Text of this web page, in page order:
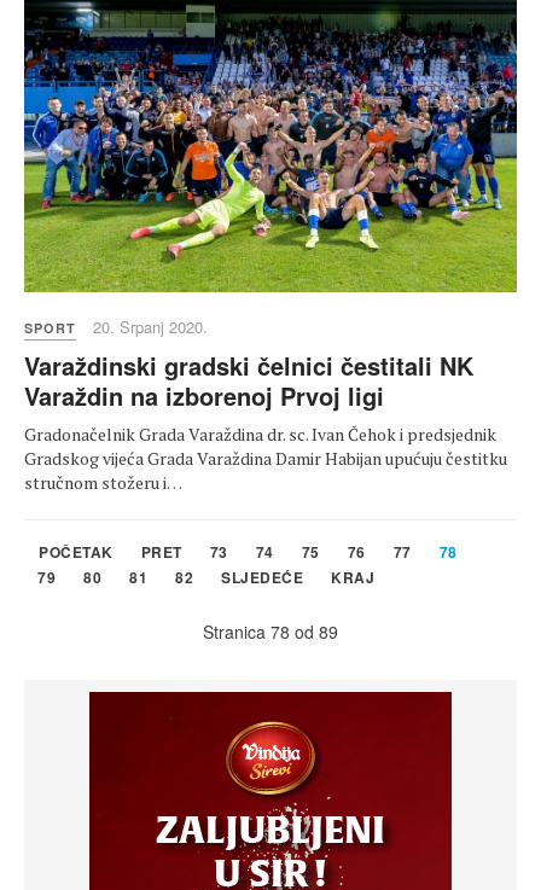
SPORT 20. Srpanj 2020.
Varaždinski gradski čelnici čestitali NK
Varaždin na izborenoj Prvoj ligi
Gradonačelnik Grada Varaždina dr. sc. Ivan Čehok i predsjednik
Gradskog vijeća Grada Varaždina Damir Habijan upućuju čestitku
stručnom stožeru i…
POČETAK PRET 73 74 75 76 77
78
79
80 81 82 SLJEDEĆE KRAJ
Stranica 78 od 89